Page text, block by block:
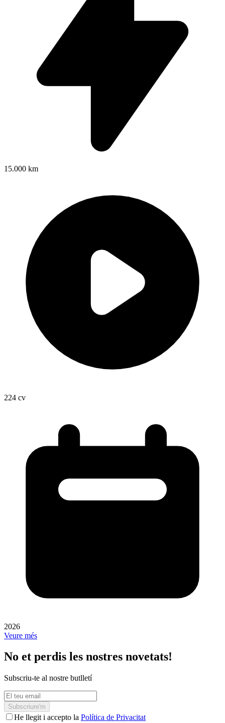
15.000 km
224 cv
2026
Veure més
No et perdis les nostres novetats!
Subscriu-te al nostre butlletí
Subscriure'm
He llegit i accepto la Política de Privacitat